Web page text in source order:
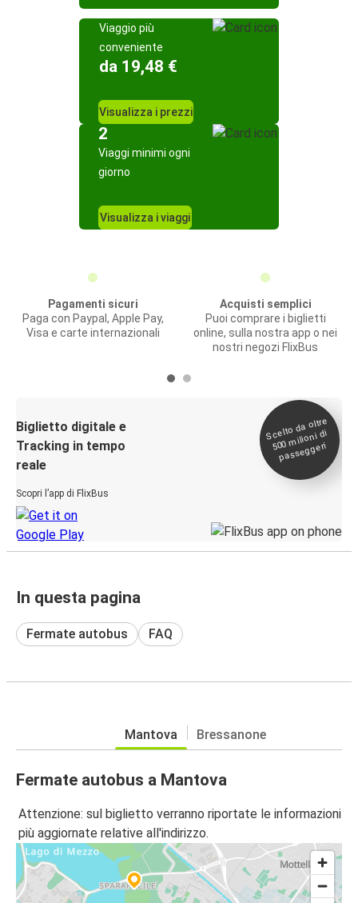
Viaggio più
conveniente
da 19,48 €
Visualizza i prezzi
2
Viaggi minimi ogni
giorno
Visualizza i viaggi
Pagamenti sicuri
Paga con Paypal, Apple Pay,
Visa e carte internazionali
Acquisti semplici
Puoi comprare i biglietti
online, sulla nostra app o nei
nostri negozi FlixBus
Biglietto digitale e
Tracking in tempo
reale
Scopri l’app di FlixBus
Scelto da oltre
500
milioni di
passeggeri
In questa pagina
Fermate autobus FAQ
Mantova Bressanone
Fermate autobus a Mantova
Attenzione: sul biglietto verranno riportate le informazioni
più aggiornate relative all'indirizzo.